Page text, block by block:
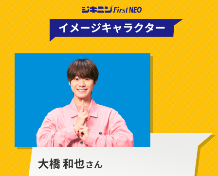
大橋 和也さん